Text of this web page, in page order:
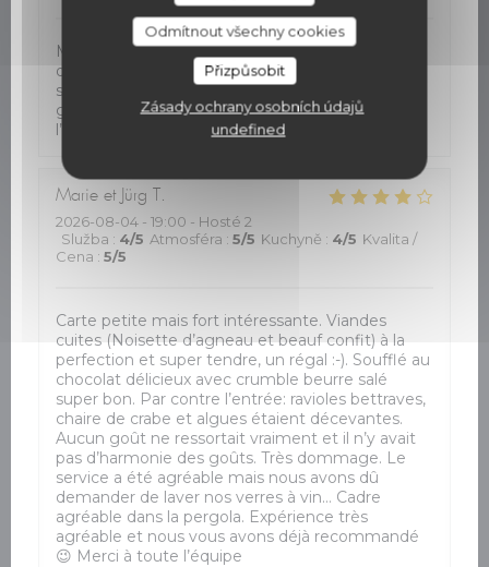
Odmítnout všechny cookies
Přizpůsobit
Zásady ochrany osobních údajů
undefined
Mon restaurant favori à St Hilaire. On vient ici
depuis plusieurs ans, et jamais déçu. Calme , et la
service et excellent. La cuisine est toujours
goutteuse . Service avec un sourire. Merci à
l’équipe !
Marie et Jürg
2026-08-04 - 19:00 - Hosté 2
Služba : 4/5 Atmosféra : 5/5 Kuchyně : 4/5 Kvalita /
Cena : 5/5
Carte petite mais fort intéressante. Viandes
cuites (Noisette d’agneau et beauf confit) à la
perfection et super tendre, un régal :-). Soufflé au
chocolat délicieux avec crumble beurre salé
super bon. Par contre l’entrée: ravioles bettraves,
chaire de crabe et algues étaient décevantes.
Aucun goût ne ressortait vraiment et il n’y avait
pas d’harmonie des goûts. Très dommage. Le
service a été agréable mais nous avons dû
demander de laver nos verres à vin… Cadre
agréable dans la pergola. Expérience très
agréable et nous vous avons déjà recommandé
😉 Merci à toute l’équipe